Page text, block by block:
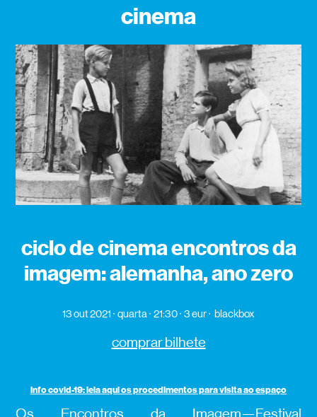
cinema
ciclo de cinema encontros da
imagem: alemanha, ano zero
13 out 2021 quarta 21:30 3 eur blackbox
comprar bilhete
info covid-19: leia aqui os procedimentos para visita ao espaço
Os Encontros da Imagem—Festival